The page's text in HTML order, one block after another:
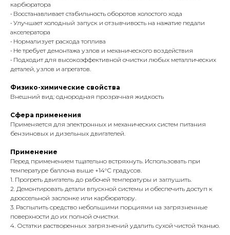
карбюратора
• Восстанавливает стабильность оборотов холостого хода
• Улучшает холодный запуск и отзывчивость на нажатие педали
акселератора
• Нормализует расхода топлива
• Не требует демонтажа узлов и механического воздействия
• Подходит для высокоэффективной очистки любых металлических
деталей, узлов и агрегатов.
Физико-химические свойства
Внешний вид: однородная прозрачная жидкость
Сфера применения
Применяется для электронных и механических систем питания
бензиновых и дизельных двигателей.
Применение
Перед применением тщательно встряхнуть. Использовать при
температуре баллона выше +14°С градусов.
1. Прогреть двигатель до рабочей температуры и заглушить.
2. Демонтировать детали впускной системы и обеспечить доступ к
дроссельной заслонке или карбюратору.
3. Распылить средство небольшими порциями на загрязненные
поверхности до их полной очистки.
4. Остатки растворенных загрязнений удалить сухой чистой тканью.